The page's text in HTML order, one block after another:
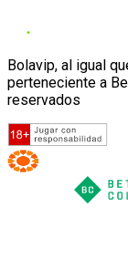
Bolavip, al igual
perteneciente a
reservados